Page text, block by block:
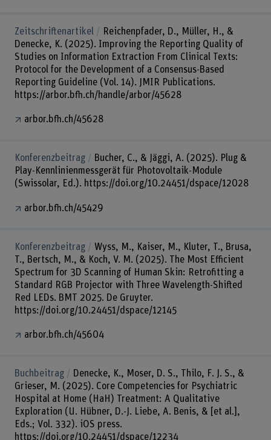
Zeitschriftenartikel
Reichenpfader, D., Müller, H., &
Denecke, K. (2025). Improving the Reporting Quality of
Studies on Information Extraction From Clinical Texts:
Protocol for the Development of a Consensus-Based
Reporting Guideline (Vol. 14). JMIR Publications.
https://arbor.bfh.ch/handle/arbor/45628
arbor.bfh.ch/45628
Konferenzbeitrag
Bucher, C., & Jäggi, A. (2025). Plug &
Play-Kennlinienmessgerät für Photovoltaik-Module
(Swissolar, Ed.). https://doi.org/10.24451/dspace/12028
arbor.bfh.ch/45429
Konferenzbeitrag
Wyss, M., Kaiser, M., Kluter, T., Brusa,
T., Bertsch, M., & Koch, V. M. (2025). The Most Efficient
Spectrum for 3D Scanning of Human Skin: Retrofitting a
Standard RGB Projector with Three Wavelength-Shifted
Red LEDs. BMT 2025. De Gruyter.
https://doi.org/10.24451/dspace/12145
arbor.bfh.ch/45604
Buchbeitrag
Denecke, K., Moser, D. S., Thilo, F. J. S., &
Grieser, M. (2025). Core Competencies for Psychiatric
Hospital at Home (HaH) Treatment: A Qualitative
Exploration (U. Hübner, D.-J. Liebe, A. Benis, & [et al.],
Eds.; Vol. 332). iOS press.
https://doi.org/10.24451/dspace/12234